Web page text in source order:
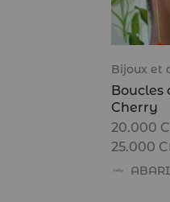
Bijoux et
Boucles
Cherry
20.000
25.000